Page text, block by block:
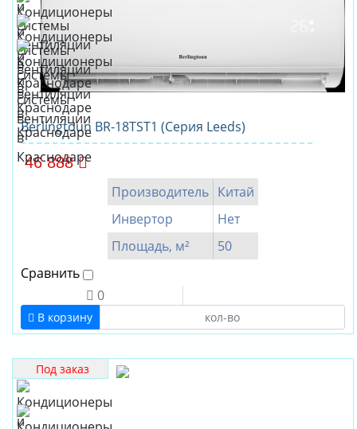
Berlingtoun BR-18TST1 (Серия Leeds)
46 888
Производитель Китай
Инвертор
Нет
Площадь, м²
50
Сравнить
0
В корзину
Под заказ